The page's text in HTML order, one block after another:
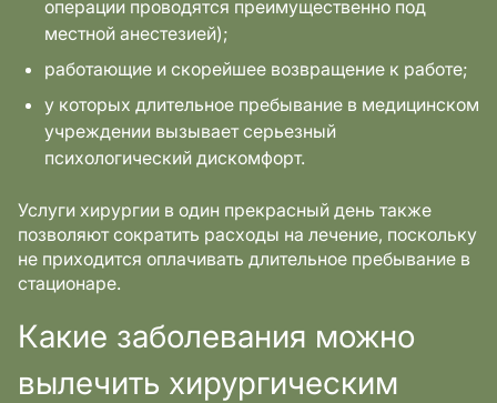
операции проводятся преимущественно под
местной анестезией);
работающие и скорейшее возвращение к работе;
у которых длительное пребывание в медицинском
учреждении вызывает серьезный
психологический дискомфорт.
Услуги хирургии в один прекрасный день также
позволяют сократить расходы на лечение, поскольку
не приходится оплачивать длительное пребывание в
стационаре.
Какие заболевания можно
вылечить хирургическим